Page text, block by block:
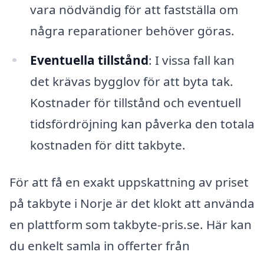
vara nödvändig för att fastställa om
några reparationer behöver göras.
Eventuella tillstånd: I vissa fall kan
det krävas bygglov för att byta tak.
Kostnader för tillstånd och eventuell
tidsfördröjning kan påverka den totala
kostnaden för ditt takbyte.
För att få en exakt uppskattning av priset
på takbyte i Norje är det klokt att använda
en plattform som takbyte-pris.se. Här kan
du enkelt samla in offerter från